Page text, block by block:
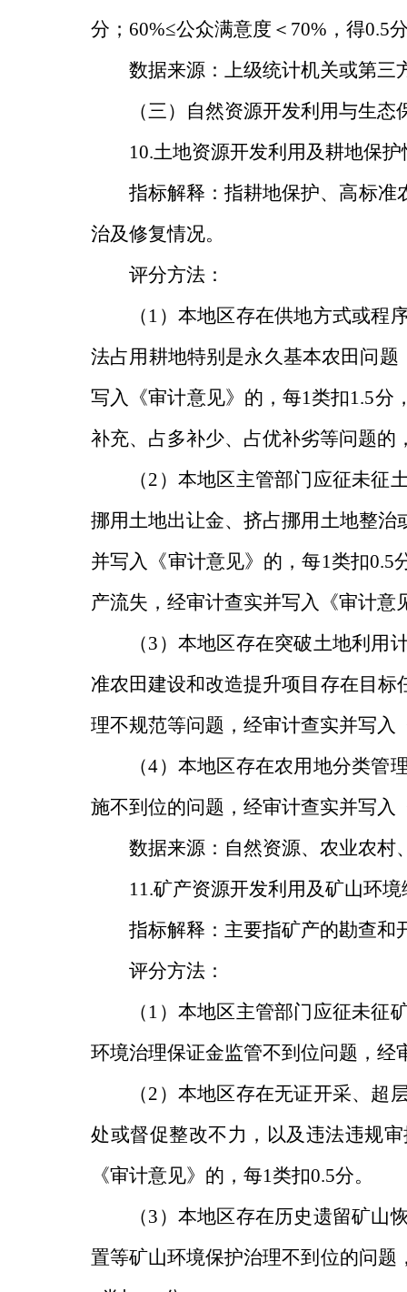
分； 60%≤公众满意度＜ 70% ，得0.5
数据来源：上级统计机关或第三
（三）自然资源开发利用与生态
10.土地资源开发利用及耕地保护
指标解释：指耕地保护、高标准
治及修复情况。
评分方法：
（ 1 ）本地区存在供地方式或程
法占用耕地特别是永久基本农田问题
写入《审计意见》的，每1类扣1.5分
补充、占多补少、占优补劣等问题
（2 ）本地区主管部门应征未征
挪用土地出让金、挤占挪用土地整
并写入《审计意见》的，每1类扣0.5
产流失，经审计查实并写入《审计意
（3 ）本地区存在突破土地利用
准农田建设和改造提升项目 存在目标
理不规范等问题，经审计查实并写入
（4）本地区存在农用地分类管
施不到位的问题，经审计查实并写入
数据来源：自然资源、农业农村
11.矿产资源开发利用及矿山环
指标解释：主要指矿产的勘查和
评分方法：
（ 1 ）本地区主管部门应征未征
环境治理保证金监管不到位问题，
（2 ）本地区存在无证开采、超
处或督促整改不力，以及违法违规
《审计意见》的，每1类扣0.5分。
（3 ）本地区存在历史遗留矿山
置等矿山环境保护治理不到位的问